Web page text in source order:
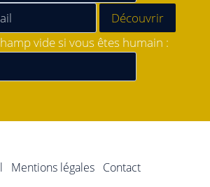
vide si vous êtes humain :
Mentions légales Contact